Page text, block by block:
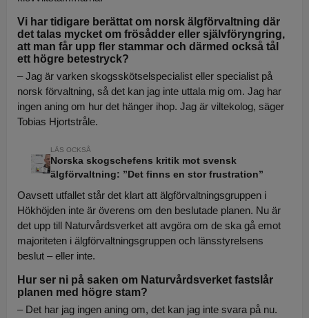
Vi har tidigare berättat om norsk älgförvaltning där
det talas mycket om frösådder eller självföryngring,
att man får upp fler stammar och därmed också tål
ett högre betestryck?
– Jag är varken skogsskötselspecialist eller specialist på
norsk förvaltning, så det kan jag inte uttala mig om. Jag har
ingen aning om hur det hänger ihop. Jag är viltekolog, säger
Tobias Hjortstråle.
Norska skogschefens kritik mot svensk
älgförvaltning: ”Det finns en stor frustration”
Oavsett utfallet står det klart att älgförvaltningsgruppen i
Hökhöjden inte är överens om den beslutade planen. Nu är
det upp till Naturvårdsverket att avgöra om de ska gå emot
majoriteten i älgförvaltningsgruppen och länsstyrelsens
beslut – eller inte.
Hur ser ni på saken om Naturvårdsverket fastslår
planen med högre stam?
– Det har jag ingen aning om, det kan jag inte svara på nu.